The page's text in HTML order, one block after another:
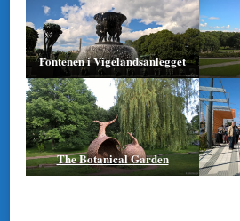
Fontenen i Vigelandsanlegget
The Botanical Garden